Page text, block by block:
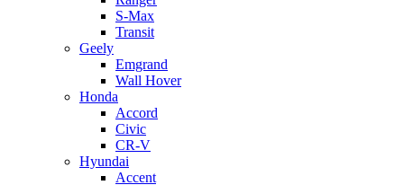
S-Max
Transit
Geely
Emgrand
Wall Hover
Honda
Accord
Civic
CR-V
Hyundai
Accent